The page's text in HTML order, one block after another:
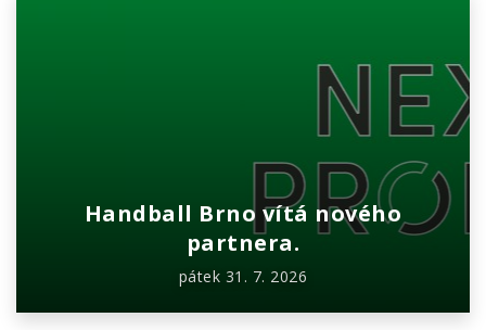
Handball Brno vítá nového
partnera.
pátek 31. 7. 2026